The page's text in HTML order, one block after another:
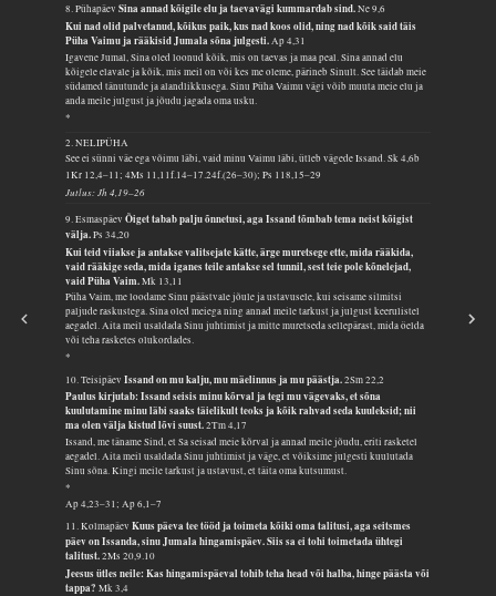
8. PühapäevSina annad kõigile elu ja taevavägi kummardab sind.Ne 9,6
Kui nad olid palvetanud, kõikus paik, kus nad koos olid, ning nad kõik said täis
Püha Vaimu ja rääkisid Jumala sõna julgesti.Ap 4,31
Igavene Jumal, Sina oled loonud kõik, mis on taevas ja maa peal. Sina annad elu
kõigele elavale ja kõik, mis meil on või kes me oleme, pärineb Sinult. See täidab meie
südamed tänutunde ja alandlikkusega. Sinu Püha Vaimu vägi võib muuta meie elu ja
anda meile julgust ja jõudu jagada oma usku.
*
2. NELIPÜHA
See ei sünni väe ega võimu läbi, vaid minu Vaimu läbi, ütleb vägede Issand.Sk 4,6b
1Kr 12,4–11; 4Ms 11,11f.14–17.24f.(26–30); Ps 118,15–29
Jutlus: Jh 4,19–26
9. EsmaspäevÕiget tabab palju õnnetusi, aga Issand tõmbab tema neist kõigist
välja.Ps 34,20
Kui teid viiakse ja antakse valitsejate kätte, ärge muretsege ette, mida rääkida,
vaid rääkige seda, mida iganes teile antakse sel tunnil, sest teie pole kõnelejad,
vaid Püha Vaim.Mk 13,11
Püha Vaim, me loodame Sinu päästvale jõule ja ustavusele, kui seisame silmitsi
paljude raskustega. Sina oled meiega ning annad meile tarkust ja julgust keerulistel
aegadel. Aita meil usaldada Sinu juhtimist ja mitte muretseda sellepärast, mida öelda
või teha rasketes olukordades.
*
10. TeisipäevIssand on mu kalju, mu mäelinnus ja mu päästja.2Sm 22,2
Paulus kirjutab: Issand seisis minu kõrval ja tegi mu vägevaks, et sõna
kuulutamine minu läbi saaks täielikult teoks ja kõik rahvad seda kuuleksid; nii
ma olen välja kistud lõvi suust.2Tm 4,17
Issand, me täname Sind, et Sa seisad meie kõrval ja annad meile jõudu, eriti rasketel
aegadel. Aita meil usaldada Sinu juhtimist ja väge, et võiksime julgesti kuulutada
Sinu sõna. Kingi meile tarkust ja ustavust, et täita oma kutsumust.
*
Ap 4,23–31; Ap 6,1–7
11. KolmapäevKuus päeva tee tööd ja toimeta kõiki oma talitusi, aga seitsmes
päev on Issanda, sinu Jumala hingamispäev. Siis sa ei tohi toimetada ühtegi
talitust.2Ms 20,9.10
Jeesus ütles neile: Kas hingamispäeval tohib teha head või halba, hinge päästa või
tappa?Mk 3,4